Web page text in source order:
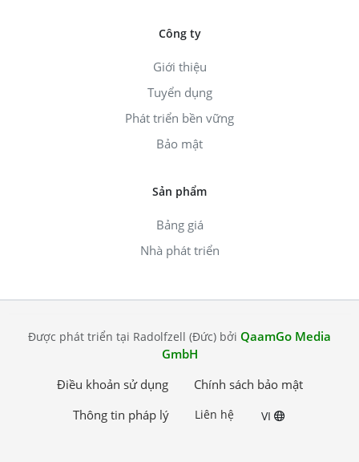
Công ty
Giới thiệu
Tuyển dụng
Phát triển bền vững
Bảo mật
Sản phẩm
Bảng giá
Nhà phát triển
Được phát triển tại Radolfzell (Đức) bởi QaamGo Media
GmbH
Điều khoản sử dụng
Chính sách bảo mật
Thông tin pháp lý
Liên hệ VI